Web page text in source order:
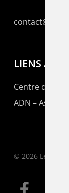
LIENS AMIS
Centre de
ADN –
© 2026 Le
facebook